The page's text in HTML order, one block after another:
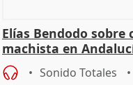
Elías Bendodo
machista en
Sonido Totales